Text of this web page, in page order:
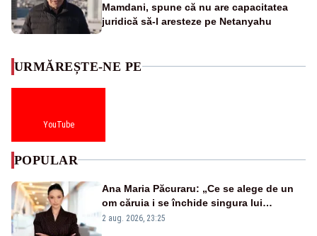
Mamdani, spune că nu are capacitatea
juridică să-l aresteze pe Netanyahu
URMĂREȘTE-NE PE
YouTube
POPULAR
Ana Maria Păcuraru: „Ce se alege de un
om căruia i se închide singura lui
portiță?”
2 aug. 2026, 23:25